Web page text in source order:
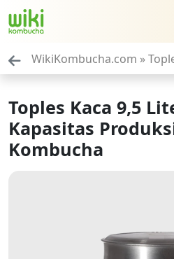
WikiKombucha.com »
Toples Kaca 9,5
Kapasitas
Kombucha